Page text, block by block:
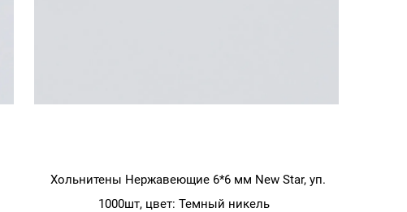
Хольнитены Нержавеющие 6*6 мм New Star, уп.
1000шт, цвет: Темный никель